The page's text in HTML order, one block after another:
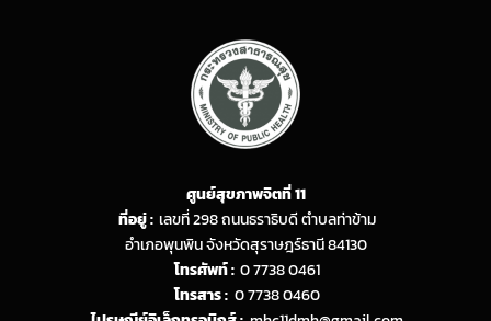
ศูนย์สุขภาพจิตที่ 11
ที่อยู่ : เลขที่ 298 ถนนธราธิบดี ตำบลท่าข้าม
อำเภอพุนพิน จังหวัดสุราษฎร์ธานี 84130
โทรศัพท์ : 0 7738 0461
โทรสาร : 0 7738 0460